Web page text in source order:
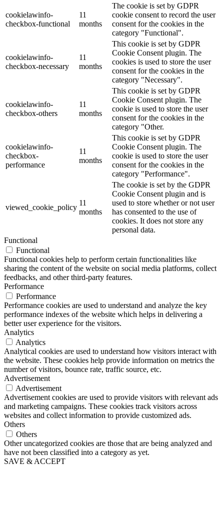
cookielawinfo-
checkbox-functional
11
months
The cookie is set by GDPR
cookie consent to record the user
consent for the cookies in the
category "Functional".
cookielawinfo-
checkbox-necessary
11
months
This cookie is set by GDPR
Cookie Consent plugin. The
cookies is used to store the user
consent for the cookies in the
category "Necessary".
cookielawinfo-
checkbox-others
11
months
This cookie is set by GDPR
Cookie Consent plugin. The
cookie is used to store the user
consent for the cookies in the
category "Other.
cookielawinfo-
checkbox-
performance
11
months
This cookie is set by GDPR
Cookie Consent plugin. The
cookie is used to store the user
consent for the cookies in the
category "Performance".
viewed_cookie_policy
11
months
The cookie is set by the GDPR
Cookie Consent plugin and is
used to store whether or not user
has consented to the use of
cookies. It does not store any
personal data.
Functional
Functional
Functional cookies help to perform certain functionalities like
sharing the content of the website on social media platforms, collect
feedbacks, and other third-party features.
Performance
Performance
Performance cookies are used to understand and analyze the key
performance indexes of the website which helps in delivering a
better user experience for the visitors.
Analytics
Analytics
Analytical cookies are used to understand how visitors interact with
the website. These cookies help provide information on metrics the
number of visitors, bounce rate, traffic source, etc.
Advertisement
Advertisement
Advertisement cookies are used to provide visitors with relevant ads
and marketing campaigns. These cookies track visitors across
websites and collect information to provide customized ads.
Others
Others
Other uncategorized cookies are those that are being analyzed and
have not been classified into a category as yet.
SAVE & ACCEPT